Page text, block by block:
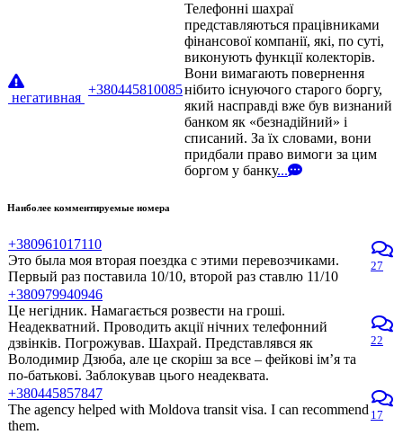
негативная
+380445810085
Телефонні шахраї
представляються працівниками
фінансової компанії, які, по суті,
виконують функції колекторів.
Вони вимагають повернення
нібито існуючого старого боргу,
який насправді вже був визнаний
банком як «безнадійний» і
списаний. За їх словами, вони
придбали право вимоги за цим
боргом у банку...
Наиболее комментируемые номера
+380961017110
Это была моя вторая поездка с этими перевозчиками.
Первый раз поставила 10/10, второй раз ставлю 11/10
27
+380979940946
Це негідник. Намагається розвести на гроші.
Неадекватний. Проводить акції нічних телефонний
дзвінків. Погрожував. Шахрай. Представлявся як
Володимир Дзюба, але це скоріш за все – фейкові ім’я та
по-батькові. Заблокував цього неадеквата.
22
+380445857847
The agency helped with Moldova transit visa. I can recommend
them.
17